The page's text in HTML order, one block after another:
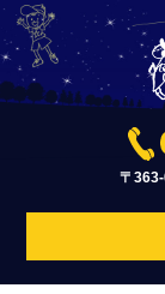
〒